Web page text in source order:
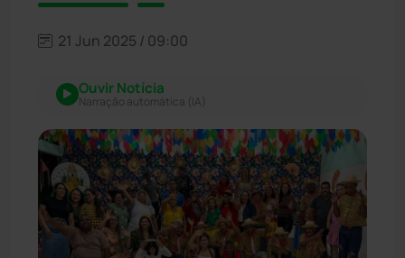
21 Jun 2025 / 09:00
Ouvir Notícia
Narração automática (IA)